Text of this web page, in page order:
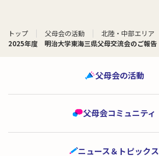
トップ 父母会の活動 北陸・中部エリア
2025年度 明治大学東海三県父母交流会のご報告
父母会の活動
父母会コミュニティ
ニュース＆トピックス